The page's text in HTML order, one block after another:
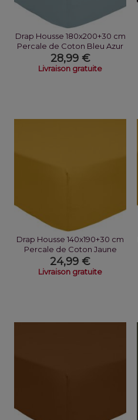
Drap Housse 180x200+30 cm
Percale de Coton Bleu Azur
28,99 €
Livraison gratuite
Drap Housse 140x190+30 cm
Percale de Coton Jaune
Moutarde
24,99 €
Livraison gratuite